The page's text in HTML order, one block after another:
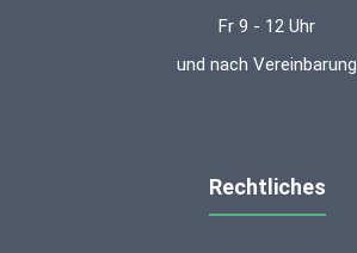
Fr 9 - 12 Uhr
und nach Vereinbarung
Rechtliches